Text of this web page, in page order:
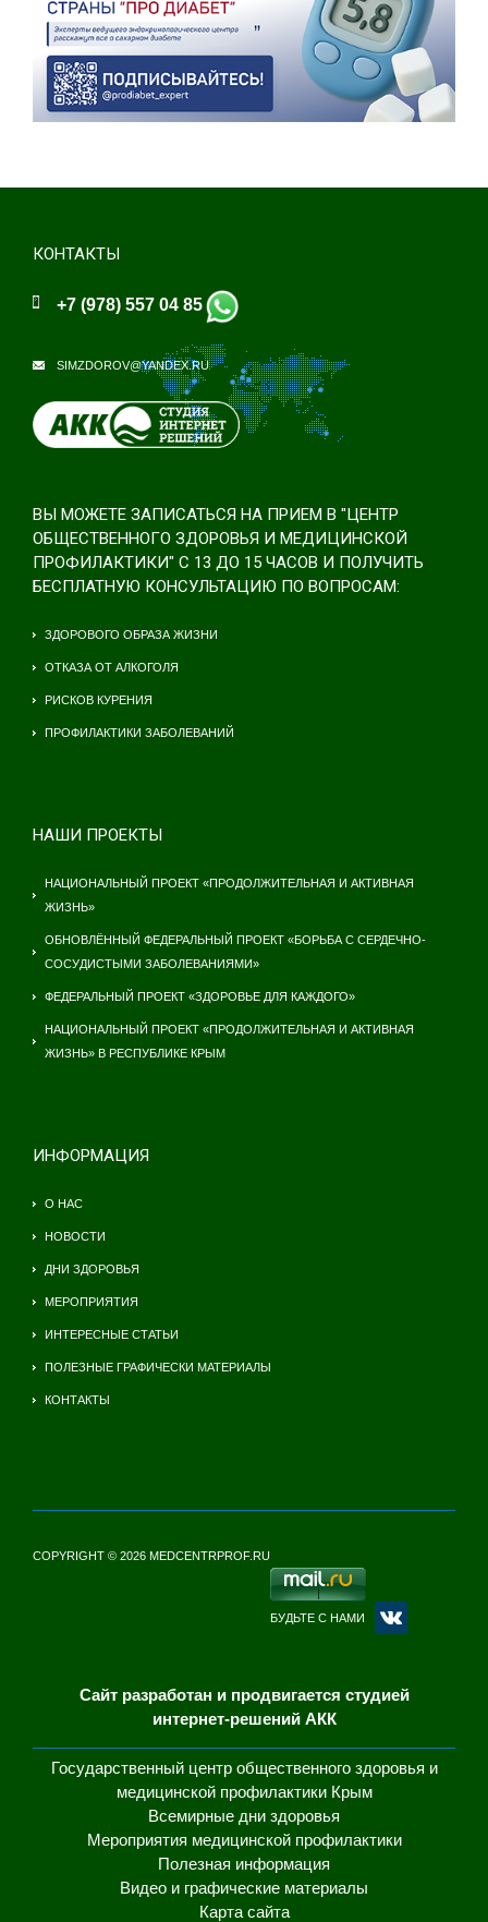
КОНТАКТЫ
+7 (978) 557 04 85
SIMZDOROV@YANDEX.RU
ВЫ МОЖЕТЕ ЗАПИСАТЬСЯ НА ПРИЕМ В "ЦЕНТР
ОБЩЕСТВЕННОГО ЗДОРОВЬЯ И МЕДИЦИНСКОЙ
ПРОФИЛАКТИКИ" С 13 ДО 15 ЧАСОВ И ПОЛУЧИТЬ
БЕСПЛАТНУЮ КОНСУЛЬТАЦИЮ ПО ВОПРОСАМ:
ЗДОРОВОГО ОБРАЗА ЖИЗНИ
ОТКАЗА ОТ АЛКОГОЛЯ
РИСКОВ КУРЕНИЯ
ПРОФИЛАКТИКИ ЗАБОЛЕВАНИЙ
НАШИ ПРОЕКТЫ
НАЦИОНАЛЬНЫЙ ПРОЕКТ «ПРОДОЛЖИТЕЛЬНАЯ И АКТИВНАЯ
ЖИЗНЬ»
ОБНОВЛЁННЫЙ ФЕДЕРАЛЬНЫЙ ПРОЕКТ «БОРЬБА С СЕРДЕЧНО-
СОСУДИСТЫМИ ЗАБОЛЕВАНИЯМИ»
ФЕДЕРАЛЬНЫЙ ПРОЕКТ «ЗДОРОВЬЕ ДЛЯ КАЖДОГО»
НАЦИОНАЛЬНЫЙ ПРОЕКТ «ПРОДОЛЖИТЕЛЬНАЯ И АКТИВНАЯ
ЖИЗНЬ» В РЕСПУБЛИКЕ КРЫМ
ИНФОРМАЦИЯ
О НАС
НОВОСТИ
ДНИ ЗДОРОВЬЯ
МЕРОПРИЯТИЯ
ИНТЕРЕСНЫЕ СТАТЬИ
ПОЛЕЗНЫЕ ГРАФИЧЕСКИ МАТЕРИАЛЫ
КОНТАКТЫ
COPYRIGHT © 2026 MEDCENTRPROF.RU
БУДЬТЕ С НАМИ
Сайт разработан и продвигается студией
интернет-решений АКК
Государственный центр общественного здоровья и
медицинской профилактики Крым
Всемирные дни здоровья
Мероприятия медицинской профилактики
Полезная информация
Видео и графические материалы
Карта сайта